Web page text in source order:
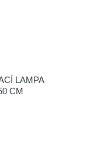
LAMPA
CM